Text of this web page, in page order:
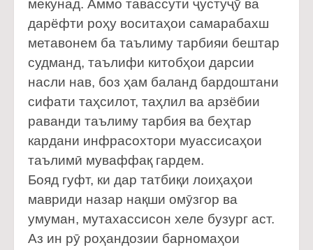
мекунад. Аммо тавассути ҷустуҷӯ ва
дарёфти роҳу воситаҳои самарабахш
метавонем ба таълиму тарбияи бештар
судманд, таълифи китобҳои дарсии
насли нав, боз ҳам баланд бардоштани
сифати таҳсилот, таҳлил ва арзёбии
раванди таълиму тарбия ва беҳтар
кардани инфрасохтори муассисаҳои
таълимӣ муваффақ гардем.
Бояд гуфт, ки дар татбиқи лоиҳаҳои
мавриди назар нақши омӯзгор ва
умуман, мутахассисон хеле бузург аст.
Аз ин рӯ роҳандозии барномаҳои